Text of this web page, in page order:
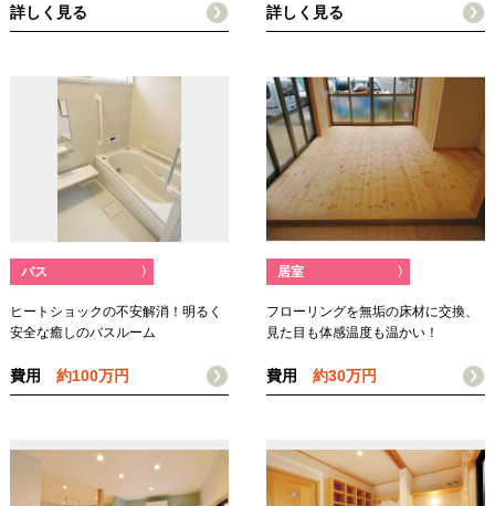
詳しく見る 詳しく見る
バス 〉
ヒートショックの不安解消！明るく
安全な癒しのバスルーム
費用 約100万円
居室 〉
フローリングを無垢の床材に交換、
見た目も体感温度も温かい！
費用約30万円